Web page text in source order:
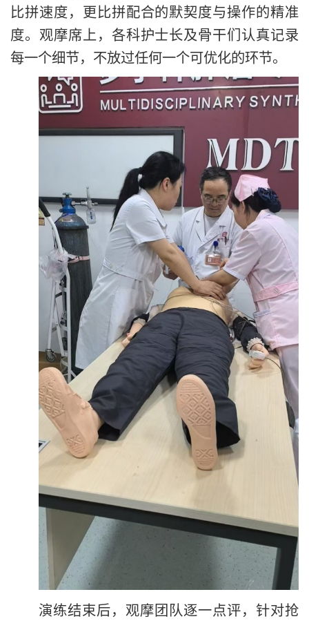
比拼速度，更比拼配合的默契度与操作的精准
度。观摩席上，各科护士长及骨干们认真记录
每一个细节，不放过任何一个可优化的环节。
演练结束后，观摩团队逐一点评，针对抢